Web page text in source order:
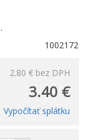
1002172
2.80 € bez DPH
3.40 €
Vypočítať splátku